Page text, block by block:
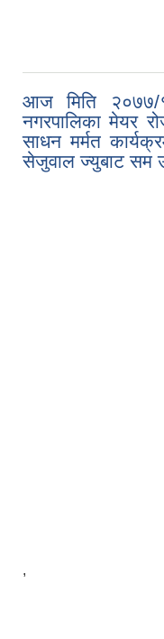
आज मिति २०७७/
नगरपालिका मेयर
साधन मर्मत
सेजुवाल ज्युबाट सम